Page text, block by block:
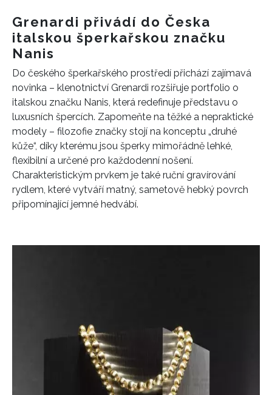
INFORMACE
REDAKCE
Grenardi přivádí do Česka
italskou šperkařskou značku
Nanis
Do českého šperkařského prostředí přichází zajímavá
novinka – klenotnictví Grenardi rozšiřuje portfolio o
italskou značku Nanis, která redefinuje představu o
luxusních špercích. Zapomeňte na těžké a nepraktické
modely – filozofie značky stojí na konceptu „druhé
kůže“, díky kterému jsou šperky mimořádně lehké,
flexibilní a určené pro každodenní nošení.
Charakteristickým prvkem je také ruční gravírování
rydlem, které vytváří matný, sametově hebký povrch
připomínající jemné hedvábí.